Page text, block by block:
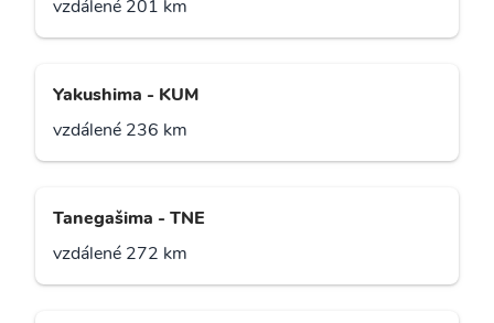
vzdálené 201 km
Yakushima - KUM
vzdálené 236 km
Tanegašima - TNE
vzdálené 272 km